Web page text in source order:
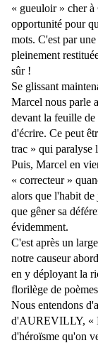
« gueuloir » cher à
opportunité pour
mots. C'est par
pleinement
sûr !
Se glissant
Marcel nous parle
devant la feuille de
d'écrire. Ce peut
trac » qui paralyse
Puis, Marcel en
« correcteur »
alors que l'habit de
que gêner sa
évidemment.
C'est après un
notre causeur
en y déployant la
florilège de
Nous entendons
d'AUREVILLY, «
d'héroïsme qu'on